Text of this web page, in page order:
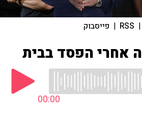
|
RSS
| פייסבוק
אחרי הפסד בבית
00:00